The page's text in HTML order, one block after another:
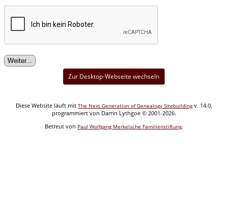
Zur Desktop-Webseite wechseln
Diese Website läuft mit The Next Generation of Genealogy Sitebuildingv. 14.0,
programmiert von Darrin Lythgoe © 2001-2026.
Betreut von Paul Wolfgang Merkelsche Familienstiftung.